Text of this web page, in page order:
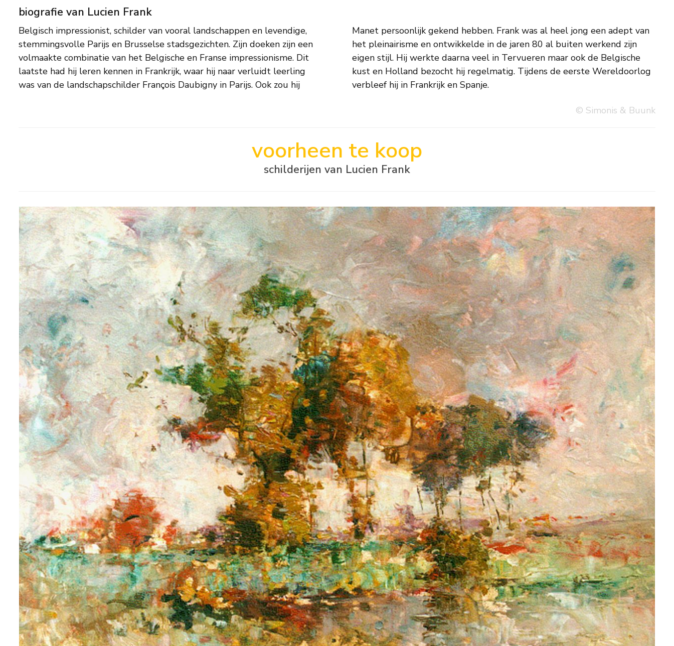
biografie van Lucien Frank
Belgisch impressionist, schilder van vooral landschappen en levendige,
stemmingsvolle Parijs en Brusselse stadsgezichten. Zijn doeken zijn een
volmaakte combinatie van het Belgische en Franse impressionisme. Dit
laatste had hij leren kennen in Frankrijk, waar hij naar verluidt leerling
was van de landschapschilder François Daubigny in Parijs. Ook zou hij
Manet persoonlijk gekend hebben. Frank was al heel jong een adept van
het pleinairisme en ontwikkelde in de jaren 80 al buiten werkend zijn
eigen stijl. Hij werkte daarna veel in Tervueren maar ook de Belgische
kust en Holland bezocht hij regelmatig. Tijdens de eerste Wereldoorlog
verbleef hij in Frankrijk en Spanje.
© Simonis & Buunk
voorheen te koop
schilderijen van Lucien Frank